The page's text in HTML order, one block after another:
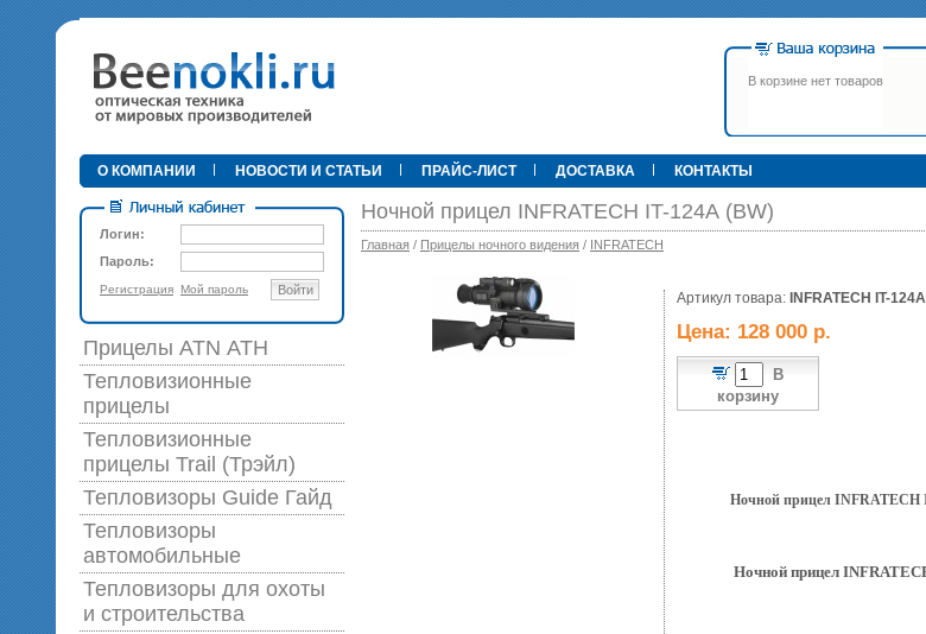
• В корзине нет товаров
89 000 р. 79 900 р.
Прицел ATN X-Sight-4k Pro,
3-14, день/ночь (до
600м/400м), трубка 30мм,
фото/видео, IOS/Android, до
6000Дж, 940гр.
395
О КОМПАНИИ НОВОСТИ И СТАТЬИ ПРАЙС-ЛИСТ ДОСТАВКА КОНТАКТЫ
Логин:
Пароль:
Регистрация Мой пароль Войти
Прицелы ATN АТН
Тепловизионные
прицелы
Тепловизионные
прицелы Trail (Трэйл)
Тепловизоры Guide Гайд
Тепловизоры
автомобильные
Тепловизоры для охоты
и строительства
Ночной прицел INFRATECH IT-124А (BW)
Главная / Прицелы ночного видения / INFRATECH
Артикул товара: INFRATECH IT-
Цена: 128 000 р.
В
корзину
Ночной прицел INFRATECH
Ночной прицел